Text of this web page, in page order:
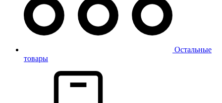
Остальные
товары